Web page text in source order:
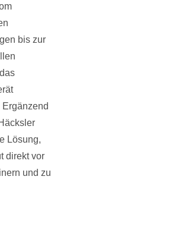
bis zur
Lösung,
direkt vor
und zu